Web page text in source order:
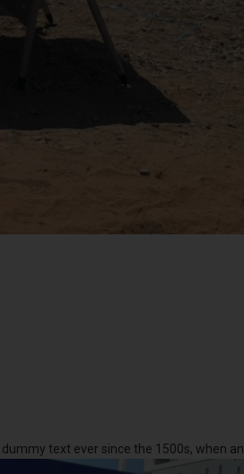
text ever since the 1500s, when an